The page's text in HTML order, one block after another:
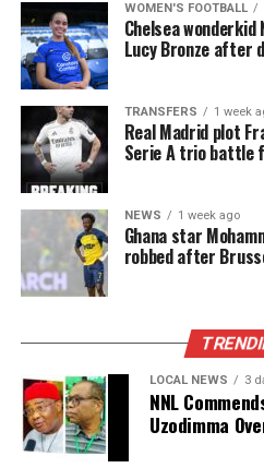
WOMEN'S FOOTBALL
Chelsea
Lucy Bronze after
TRANSFERS 1 week
Real Madrid plot
Serie A trio battle
NEWS 1 week ago
Ghana star
robbed after
LOCAL NEWS 3
NNL
Uzodimma